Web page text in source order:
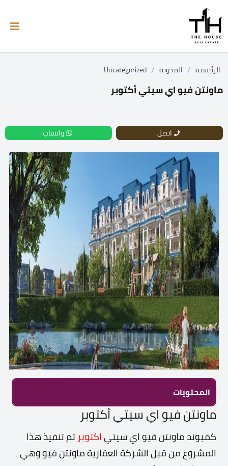
الرئيسية / المدونة /
Uncategorized
ماونتن فيو اي سيتي أكتوبر
اتصل واتساب
المحتويات
ماونتن فيو اي سيتي أكتوبر
كمبوند ماونتن فيو اي سيتياكتوبرتم تنفيذ هذا
المشروع من قبل الشركة العقارية ماونتن فيو وهي